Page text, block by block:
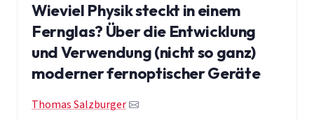
Wieviel Physik steckt in einem
Fernglas? Über die Entwicklung
und Verwendung (nicht so ganz)
moderner fernoptischer Geräte
Thomas Salzburger